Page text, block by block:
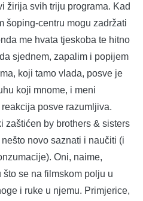
žirija svih triju programa. Kad
šoping-centru mogu zadržati
me hvata tjeskoba te hitno
sjednem, zapalim i popijem
koji tamo vlada, posve je
koji mnome, i meni
posve razumljiva.
zaštićen by brothers & sisters
novo saznati i naučiti (i
Oni, naime,
se na filmskom polju u
i ruke u njemu. Primjerice,